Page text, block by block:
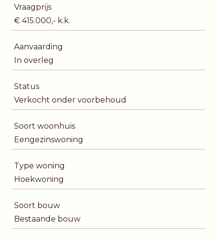
Vraagprijs
€ 415.000,- k.k.
Aanvaarding
In overleg
Status
Verkocht onder voorbehoud
Soort woonhuis
Eengezinswoning
Type woning
Hoekwoning
Soort bouw
Bestaande bouw